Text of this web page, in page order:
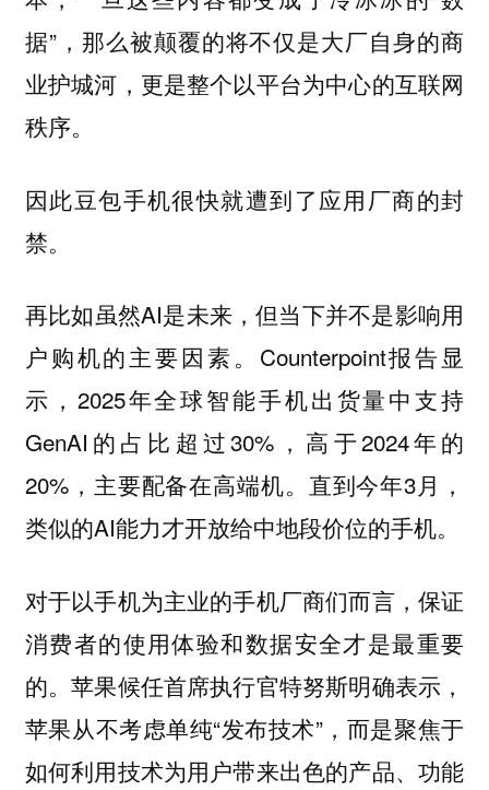
据”，那么被颠覆的将不仅是大厂自身的商
业护城河，更是整个以平台为中心的互联网
秩序。
因此豆包手机很快就遭到了应用厂商的封
禁。
再比如虽然AI是未来，但当下并不是影响用
户购机的主要因素。Counterpoint报告显
示，2025年全球智能手机出货量中支持
GenAI的占比超过30%，高于2024年的
20%，主要配备在高端机。直到今年3月，
类似的AI能力才开放给中地段价位的手机。
对于以手机为主业的手机厂商们而言，保证
消费者的使用体验和数据安全才是最重要
的。苹果候任首席执行官特努斯明确表示，
苹果从不考虑单纯“发布技术”，而是聚焦于
如何利用技术为用户带来出色的产品、功能